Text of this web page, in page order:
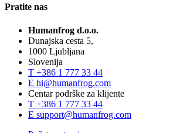
Pratite nas
Humanfrog d.o.o.
Dunajska cesta 5,
1000 Ljubljana
Slovenija
T +386 1 777 33 44
E hi@humanfrog.com
Centar podrške za klijente
T +386 1 777 33 44
E support@humanfrog.com